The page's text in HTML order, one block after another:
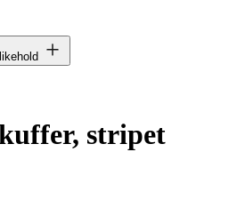
stripet